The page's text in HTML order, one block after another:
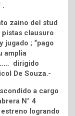
.
zaino del stud
clausuro
jugado ; “pago
amplia
dirigido
De Souza.-
a cargo
N° 4
estreno logrando